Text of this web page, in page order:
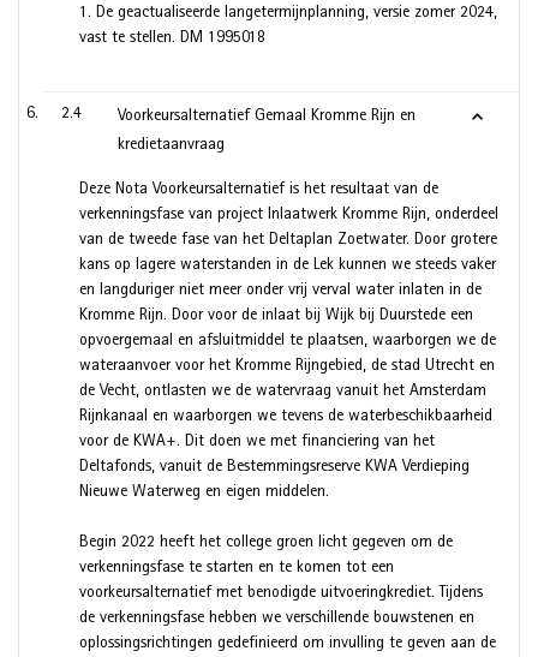
1. De geactualiseerde langetermijnplanning, versie zomer 2024,
vast te stellen. DM 1995018
2.4
Voorkeursalternatief Gemaal Kromme Rijn en
kredietaanvraag
Deze Nota Voorkeursalternatief is het resultaat van de
verkenningsfase van project Inlaatwerk Kromme Rijn, onderdeel
van de tweede fase van het Deltaplan Zoetwater. Door grotere
kans op lagere waterstanden in de Lek kunnen we steeds vaker
en langduriger niet meer onder vrij verval water inlaten in de
Kromme Rijn. Door voor de inlaat bij Wijk bij Duurstede een
opvoergemaal en afsluitmiddel te plaatsen, waarborgen we de
wateraanvoer voor het Kromme Rijngebied, de stad Utrecht en
de Vecht, ontlasten we de watervraag vanuit het Amsterdam
Rijnkanaal en waarborgen we tevens de waterbeschikbaarheid
voor de KWA+. Dit doen we met financiering van het
Deltafonds, vanuit de Bestemmingsreserve KWA Verdieping
Nieuwe Waterweg en eigen middelen.
Begin 2022 heeft het college groen licht gegeven om de
verkenningsfase te starten en te komen tot een
voorkeursalternatief met benodigde uitvoeringkrediet. Tijdens
de verkenningsfase hebben we verschillende bouwstenen en
oplossingsrichtingen gedefinieerd om invulling te geven aan de